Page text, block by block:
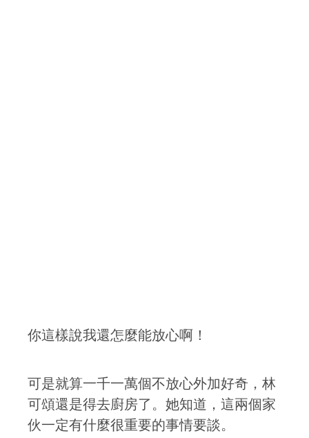
你這樣說我還怎麼能放心啊！
可是就算一千一萬個不放心外加好奇，林
可頌還是得去廚房了。她知道，這兩個家
伙一定有什麼很重要的事情要談。